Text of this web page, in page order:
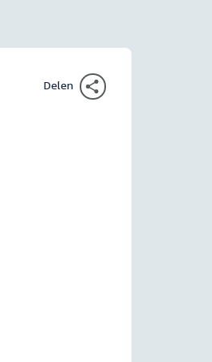
Delen